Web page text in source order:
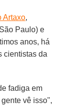
Artaxo,
Paulo) e
anos, há
cientistas da
fadiga em
vê isso",